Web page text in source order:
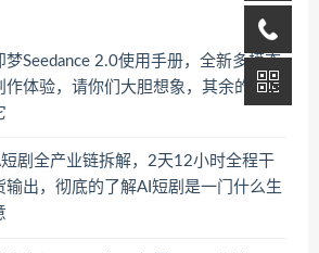
梦Seedance 2.0使用手册，全新多模态
作体验，请你们大胆想象，其余的交给
剧全产业链拆解，2天12小时全程干
输出，彻底的了解AI短剧是一门什么生